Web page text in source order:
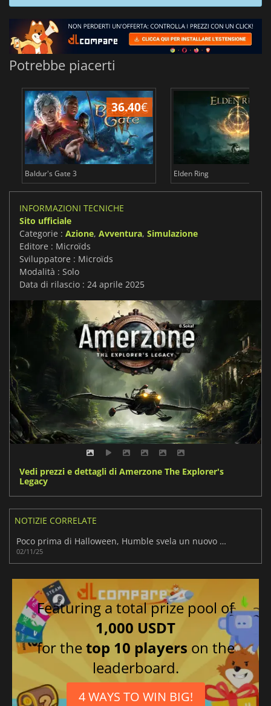
Potrebbe piacerti
36.40€
Baldur's Gate 3 Elden Ring
INFORMAZIONI TECNICHE
Sito ufficiale
Categorie : Azione, Avventura, Simulazione
Editore : Microïds
Sviluppatore : Microïds
Modalità : Solo
Data di rilascio : 24 aprile 2025
Vedi prezzi e dettagli di Amerzone The Explorer's
Legacy
NOTIZIE CORRELATE
Poco prima di Halloween, Humble svela un nuovo bundle di giochi senza paura
02/11/25
Featuring a total prize pool of
1,000 USDT
for thetop 10 players on the
leaderboard.
4 WAYS TO WIN BIG!